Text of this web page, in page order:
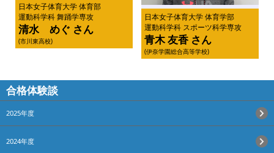
日本女子体育大学 体育部
運動科学科 舞踊学専攻
清水 めぐ さん
(市川東高校)
日本女子体育大学 体育学部
運動科学科 スポーツ科学専攻
青木 友香 さん
(伊奈学園総合高等学校)
合格体験談
2025年度
2024年度